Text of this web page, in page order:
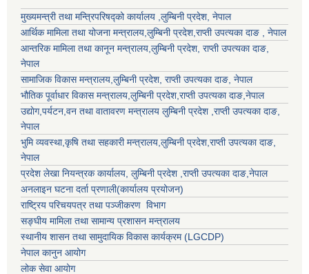
मुख्यमन्त्री तथा मन्त्रिपरिषद्को कार्यालय ,लुम्बिनी प्रदेश, नेपाल
आर्थिक मामिला तथा योजना मन्त्रालय,लुम्बिनी प्रदेश,राप्ती उपत्यका दाङ , नेपाल
आन्तरिक मामिला तथा कानून मन्त्रालय,लुम्बिनी प्रदेश, राप्ती उपत्यका दाङ,
नेपाल
सामाजिक विकास मन्त्रालय,लुम्बिनी प्रदेश, राप्ती उपत्यका दाङ, नेपाल
भौतिक पूर्वाधार विकास मन्त्रालय,लुम्बिनी प्रदेश,राप्ती उपत्यका दाङ,नेपाल
उद्याेग,पर्यटन,वन तथा वातावरण मन्त्रालय लुम्बिनी प्रदेश ,राप्ती उपत्यका दाङ,
नेपाल
भुमि व्यवस्था,कृषि तथा सहकारी मन्त्रालय,लुम्बिनी प्रदेश,राप्ती उपत्यका दाङ,
नेपाल
प्रदेश लेखा नियन्त्रक कार्यालय, लुम्बिनी प्रदेश ,राप्ती उपत्यका दाङ,नेपाल
अनलाइन घटना दर्ता प्रणाली(कार्यालय प्रयोजन)
राष्ट्रिय परिचयपत्र तथा पञ्जीकरण विभाग
सङ्घीय मामिला तथा सामान्य प्रशासन मन्त्रालय
स्थानीय शासन तथा सामुदायिक विकास कार्यक्रम (LGCDP)
नेपाल कानुन आयोग
लोक सेवा आयोग